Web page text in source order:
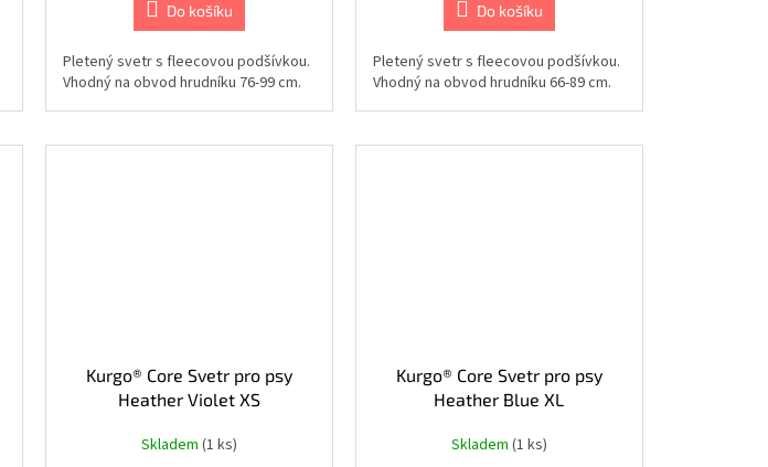
Do košíku
Pletený svetr s fleecovou podšívkou.
Vhodný na obvod hrudníku 76-99 cm.
Do košíku
Pletený svetr s fleecovou podšívkou.
Vhodný na obvod hrudníku 66-89 cm.
Kurgo® Core Svetr pro psy
Heather Violet XS
Skladem (1 ks)
Kurgo® Core Svetr pro psy
Heather Blue XL
Skladem (1 ks)